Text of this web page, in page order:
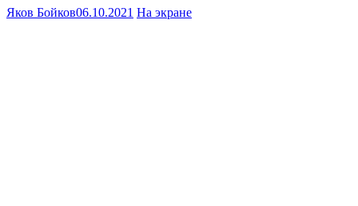
Яков Бойков06.10.2021 На экране